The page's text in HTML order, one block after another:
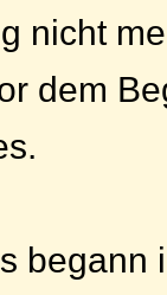
nicht
dem
begann